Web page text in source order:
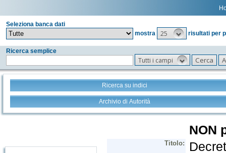
Seleziona banca dati
mostra
25 risultati per
Ricerca semplice
Tutti i campi
Ricerca su indici
Archivio di Autorità